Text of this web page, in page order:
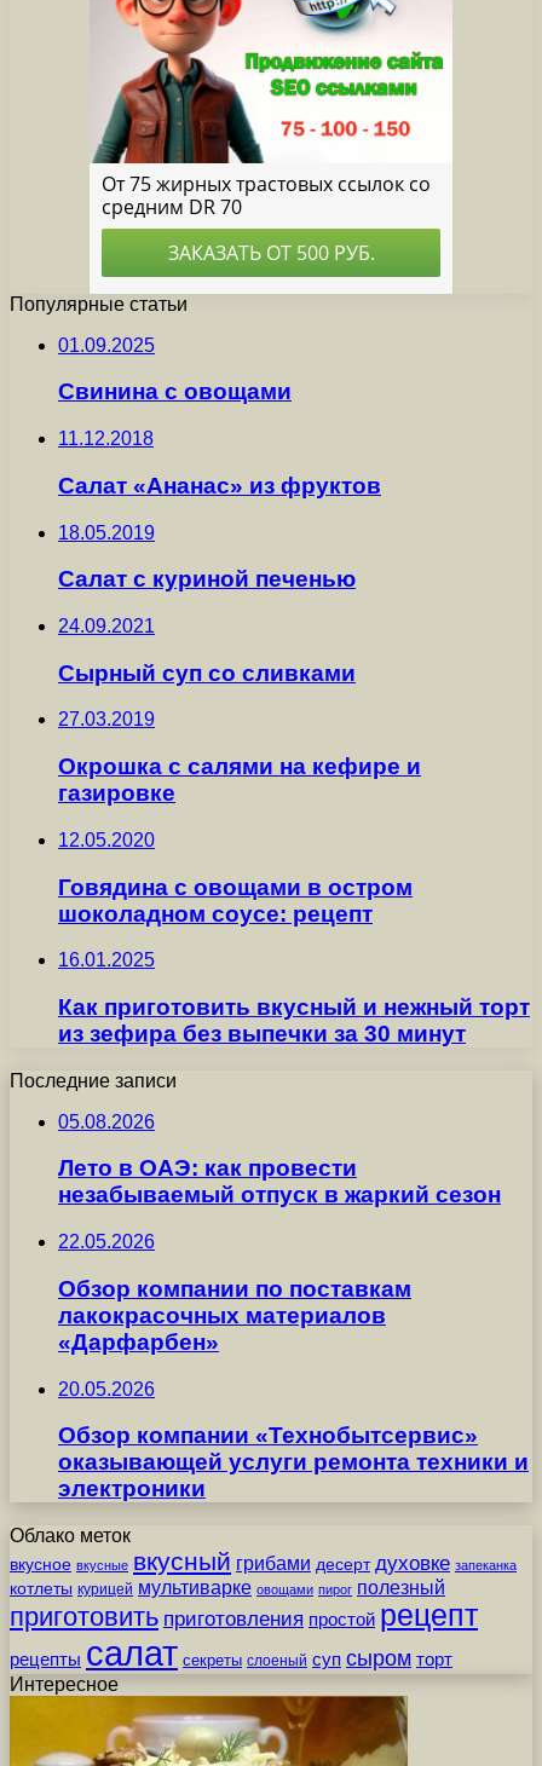
Популярные статьи
01.09.2025
Свинина с овощами
11.12.2018
Салат «Ананас» из фруктов
18.05.2019
Салат с куриной печенью
24.09.2021
Сырный суп со сливками
27.03.2019
Окрошка с салями на кефире и
газировке
12.05.2020
Говядина с овощами в остром
шоколадном соусе: рецепт
16.01.2025
Как приготовить вкусный и нежный торт
из зефира без выпечки за 30 минут
Последние записи
05.08.2026
Лето в ОАЭ: как провести
незабываемый отпуск в жаркий сезон
22.05.2026
Обзор компании по поставкам
лакокрасочных материалов
«Дарфарбен»
20.05.2026
Обзор компании «Технобытсервис»
оказывающей услуги ремонта техники и
электроники
Облако меток
вкусное вкусные вкусный грибами десерт духовке запеканка
котлеты курицей мультиварке овощами пирог полезный
приготовить приготовления простой рецепт
рецепты салат секреты слоеный суп сыром торт
Интересное